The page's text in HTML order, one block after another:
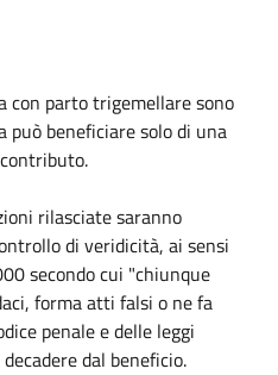
con parto trigemellare sono
beneficiare solo di una
rilasciate saranno
di veridicità, ai sensi
secondo cui "chiunque
forma atti falsi o ne fa
penale e delle leggi
dal beneficio.